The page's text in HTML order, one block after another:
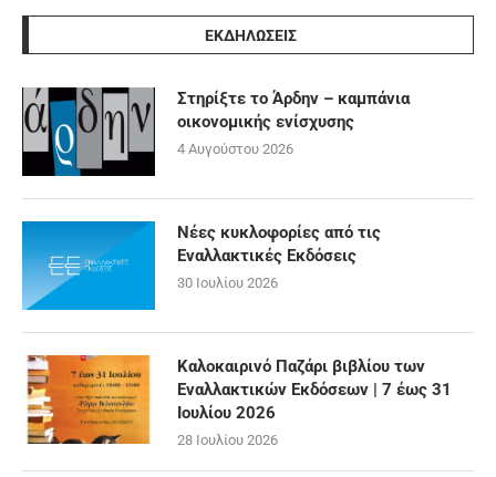
ΕΚΔΗΛΩΣΕΙΣ
Στηρίξτε το Άρδην – καμπάνια
οικονομικής ενίσχυσης
4 Αυγούστου 2026
Νέες κυκλοφορίες από τις
Εναλλακτικές Εκδόσεις
30 Ιουλίου 2026
Καλοκαιρινό Παζάρι βιβλίου των
Εναλλακτικών Εκδόσεων | 7 έως 31
Ιουλίου 2026
28 Ιουλίου 2026